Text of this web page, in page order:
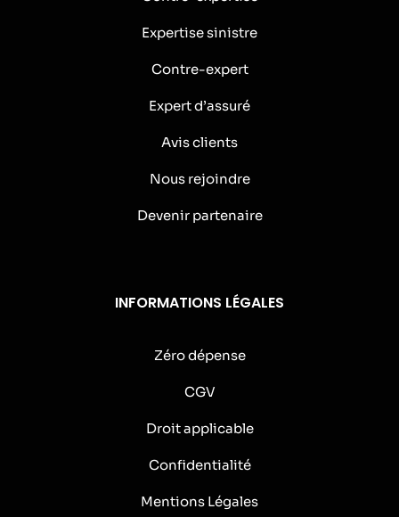
Expertise sinistre
Contre-expert
Expert d’assuré
Avis clients
Nous rejoindre
Devenir partenaire
INFORMATIONS LÉGALES
Zéro dépense
CGV
Droit applicable
Confidentialité
Mentions Légales